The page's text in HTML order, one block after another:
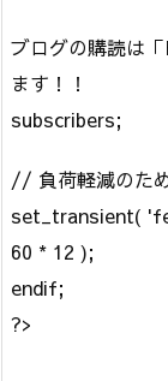
ブログの購読は
ます！！
subscribers;
// 負荷軽減のた
set_transient(
60 * 12 );
endif;
?>